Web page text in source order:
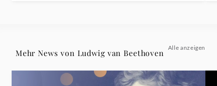
Mehr News von Ludwig van Beethoven
Alle anzeigen